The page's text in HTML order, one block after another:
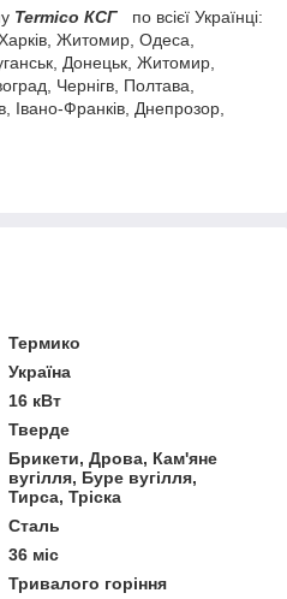
Termico КСГ
по всієї Українці:
Житомир, Одеса,
Донецьк, Житомир,
Чернігв, Полтава,
Івано-Франків, Днепрозор,
Термико
Україна
16 кВт
Тверде
Брикети, Дрова, Кам'яне
вугілля, Буре вугілля,
Тирса, Тріска
Сталь
36 міс
Тривалого горіння